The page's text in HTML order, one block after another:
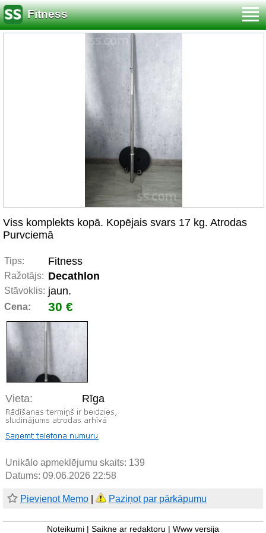
Fitness
Viss komplekts kopā. Kopējais svars 17 kg. Atrodas
Purvciemā
Tips: Fitness
Ražotājs: Decathlon
Stāvoklis: jaun.
Cena: 30 €
Vieta: Rīga
Unikālo apmeklējumu skaits: 139
Datums: 09.06.2026 22:58
Pievienot Memo Paziņot par pārkāpumu
Noteikumi Saikne ar redaktoru Www versija